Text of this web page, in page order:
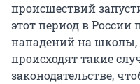
происшествий
этот период в России
нападений на
происходят такие
законодательстве,